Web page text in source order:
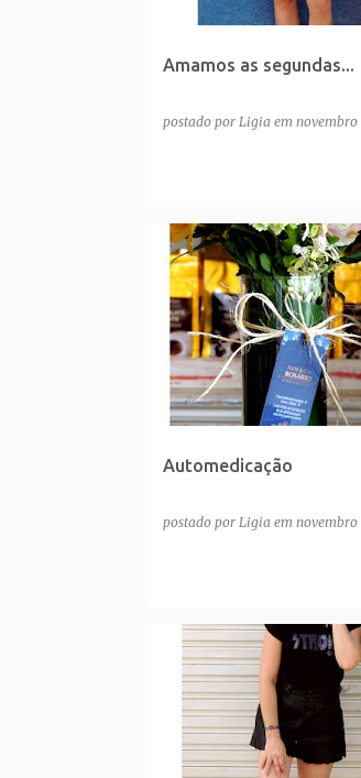
Amamos as segundas...
postado por Ligia em
Automedicação
postado por Ligia em